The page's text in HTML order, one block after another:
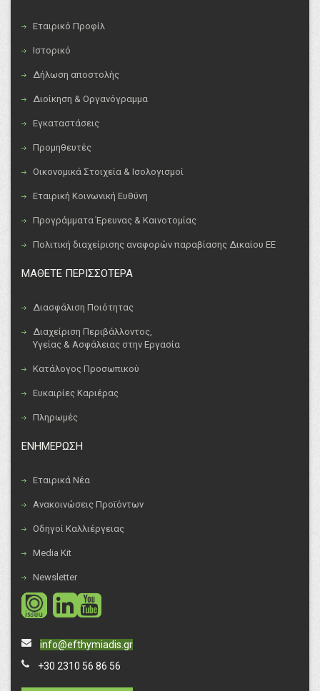
Εταιρικό Προφίλ
Ιστορικό
Δήλωση αποστολής
Διοίκηση & Οργανόγραμμα
Εγκαταστάσεις
Προμηθευτές
Οικονομικά Στοιχεία & Ισολογισμοί
Εταιρική Κοινωνική Ευθύνη
Προγράμματα Έρευνας & Καινοτομίας
Πολιτική διαχείρισης αναφορών παραβίασης Δικαίου ΕΕ
ΜΑΘΕΤΕ ΠΕΡΙΣΣΟΤΕΡΑ
Διασφάλιση Ποιότητας
Διαχείριση Περιβάλλοντος,
Υγείας & Ασφάλειας στην Εργασία
Κατάλογος Προσωπικού
Ευκαιρίες Καριέρας
Πληρωμές
ΕΝΗΜΕΡΩΣΗ
Εταιρικά Νέα
Ανακοινώσεις Προϊόντων
Οδηγοί Καλλιέργειας
Media Kit
Newsletter
social
social
info@efthymiadis.gr
+30 2310 56 86 56